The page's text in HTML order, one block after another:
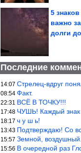
5
важно
долги
Последние
14:07 Стрелец-вдруг понял, что
08:54 Факт.
22:31 ВСЁ В ТОЧКУ!!!
17:48 ЧУШЬ! Каждый знак привлекателен! И
18:17 ч у ш ь!
13:43 Подтверждаю! Со всеми
15:57 Земной, воздушный., водный… )))
15:56 В очередной раз Глоба выдает ЛЯП! А